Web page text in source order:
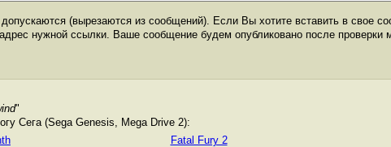
допускаются (вырезаются из сообщений). Если Вы хотите вставить в свое
нужной ссылки. Ваше сообщение будем опубликовано после проверки
"
Сега (Sega Genesis, Mega Drive 2):
Fatal Fury 2